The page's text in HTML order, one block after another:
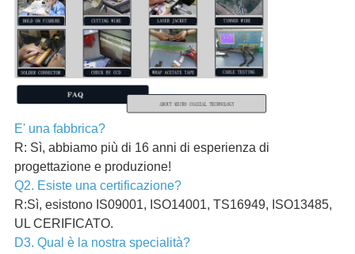
E' una fabbrica?
R: Sì, abbiamo più di 16 anni di esperienza di
progettazione e produzione!
Q2. Esiste una certificazione?
R:Sì, esistono IS09001, ISO14001, TS16949, ISO13485,
UL CERIFICATO.
D3. Qual è la nostra specialità?